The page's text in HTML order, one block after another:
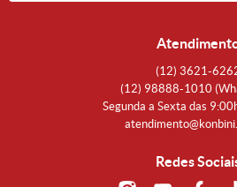
(12) 3621-
(12) 98888-1010
Segunda a Sexta das
Redes